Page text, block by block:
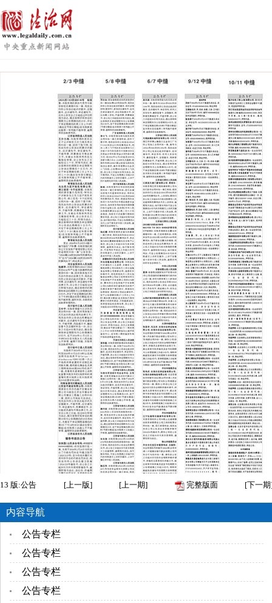
13 版:公告 [上一版] [上一期] 完整版面 [下一期
内容导航
公告专栏
公告专栏
公告专栏
公告专栏